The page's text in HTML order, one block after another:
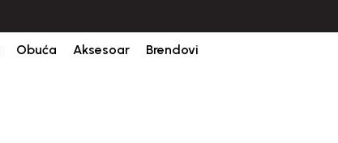
Obuća Aksesoar Brendovi